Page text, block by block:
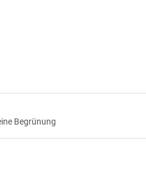
Begrünung